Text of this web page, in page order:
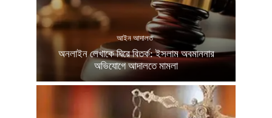
আইন আদালত
অনলাইন লেখাকে ঘিরে বিতর্ক: ইসলাম অবমাননার
অভিযোগে আদালতে মামলা